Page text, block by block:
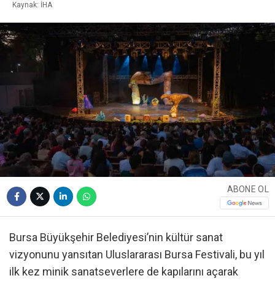
Kaynak: İHA
ABONE OL
Bursa Büyükşehir Belediyesi’nin kültür sanat
vizyonunu yansıtan Uluslararası Bursa Festivali, bu yıl
ilk kez minik sanatseverlere de kapılarını açarak